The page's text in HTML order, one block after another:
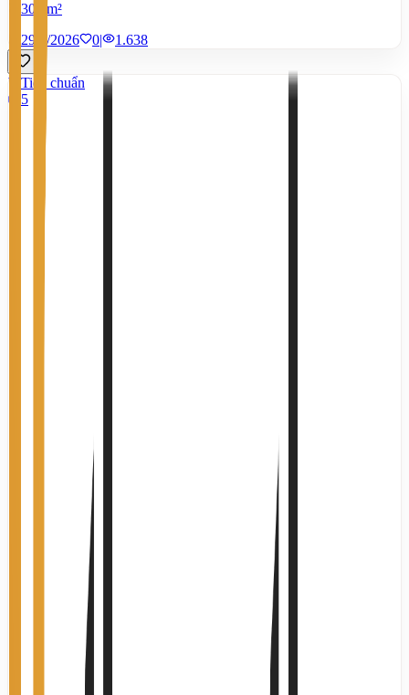
300 m²
29/6/2026
0| 1.638
Tiêu chuẩn
5